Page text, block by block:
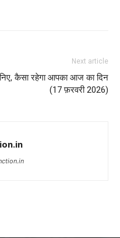
Next article
कैसा रहेगा आपका आज का दिन
(17 फ़रवरी 2026)